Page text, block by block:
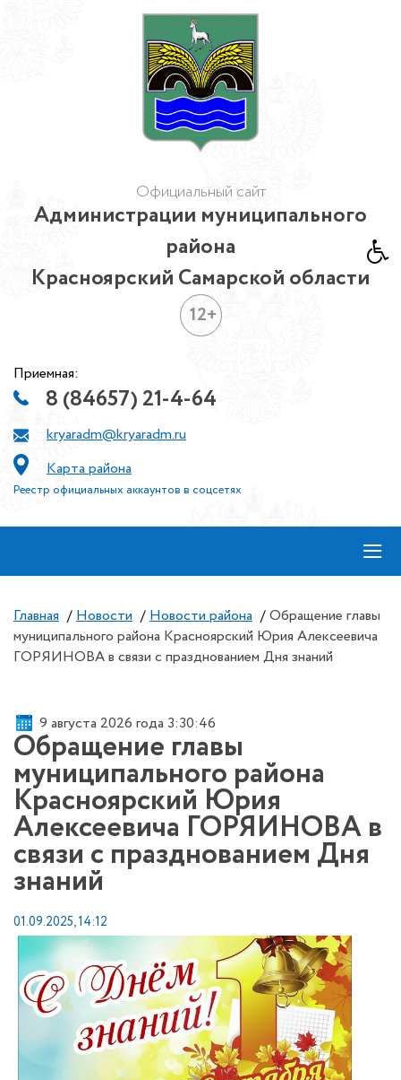
Официальный сайт
Администрации муниципального
района
Красноярский Самарской области
12+
Приемная:
8 (84657) 21-4-64
kryaradm@kryaradm.ru
Карта района
Реестр официальных аккаунтов в соцсетях
≡
Главная / Новости / Новости района / Обращение главы
муниципального района Красноярский Юрия Алексеевича
ГОРЯИНОВА в связи с празднованием Дня знаний
9 августа 2026 года 3:30:46
Обращение главы
муниципального района
Красноярский Юрия
Алексеевича ГОРЯИНОВА в
связи с празднованием Дня
знаний
01.09.2025, 14:12